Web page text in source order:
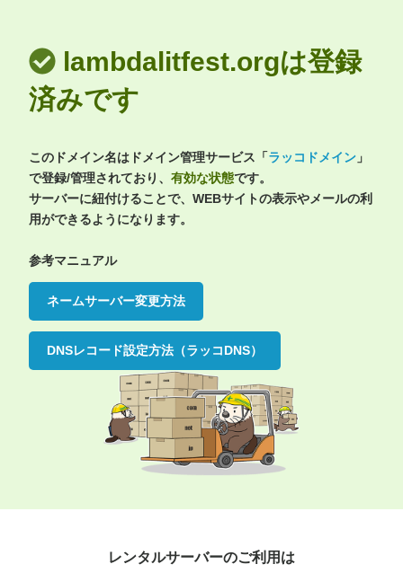
lambdalitfest.orgは登録
済みです
このドメイン名はドメイン管理サービス「ラッコドメイン 」
で登録/管理されており、 有効な状態です。
サーバーに紐付けることで、WEBサイトの表示やメールの利
用ができるようになります。
参考マニュアル
ネームサーバー変更方法
DNSレコード設定方法（ラッコDNS）
レンタルサーバーのご利用は